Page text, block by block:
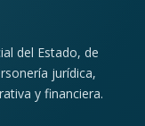
del Estado, de
jurídica,
y financiera.